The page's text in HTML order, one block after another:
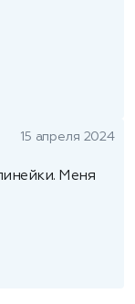
15 апреля 2024
Меня